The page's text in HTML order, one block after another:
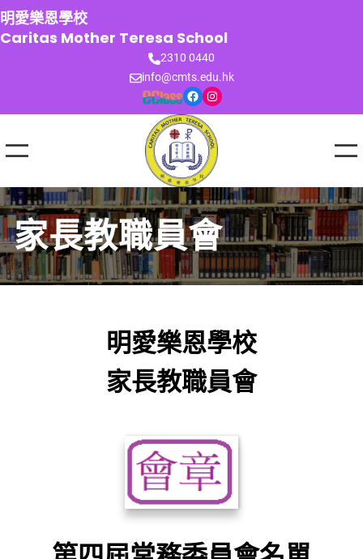
跳
至
主
明愛樂恩學校
Caritas Mother Teresa School
2310 0440
info@cmts.edu.hk
Facebook Instagram
家長教職員會
明愛樂恩學校
家長教職員會